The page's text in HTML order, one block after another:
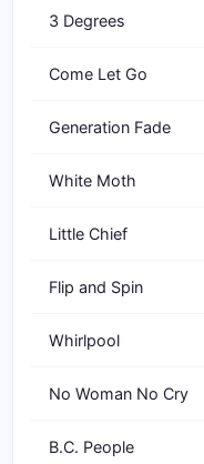
3 Degrees
Come Let Go
Generation Fade
White Moth
Little Chief
Flip and Spin
Whirlpool
No Woman No Cry
B.C. People